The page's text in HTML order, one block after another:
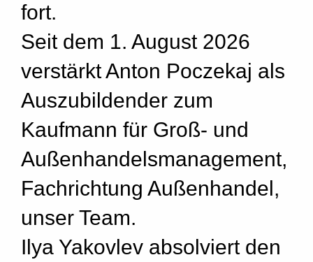
fort.
Seit dem 1. August 2026
verstärkt Anton Poczekaj als
Auszubildender zum
Kaufmann für Groß- und
Außenhandelsmanagement,
Fachrichtung Außenhandel,
unser Team.
Ilya Yakovlev absolviert den